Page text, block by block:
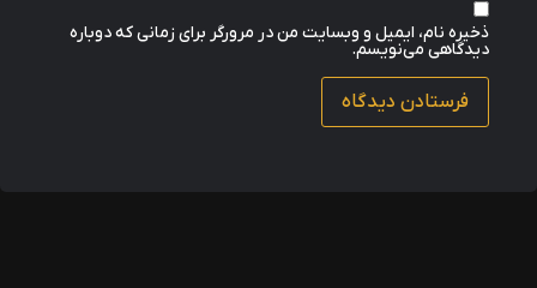
ذخیره نام، ایمیل و وبسایت من در مرورگر برای زمانی که دوباره
دیدگاهی می‌نویسم.